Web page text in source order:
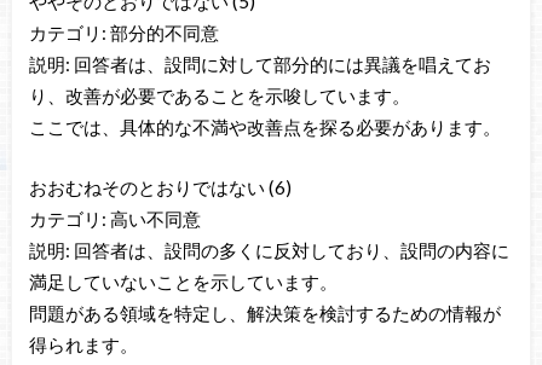
カテゴリ: 部分的不同意
説明: 回答者は、設問に対して部分的には異議を唱えてお
り、改善が必要であることを示唆しています。
ここでは、具体的な不満や改善点を探る必要があります。
おおむねそのとおりではない (6)
カテゴリ: 高い不同意
説明: 回答者は、設問の多くに反対しており、設問の内容に
満足していないことを示しています。
問題がある領域を特定し、解決策を検討するための情報が
得られます。